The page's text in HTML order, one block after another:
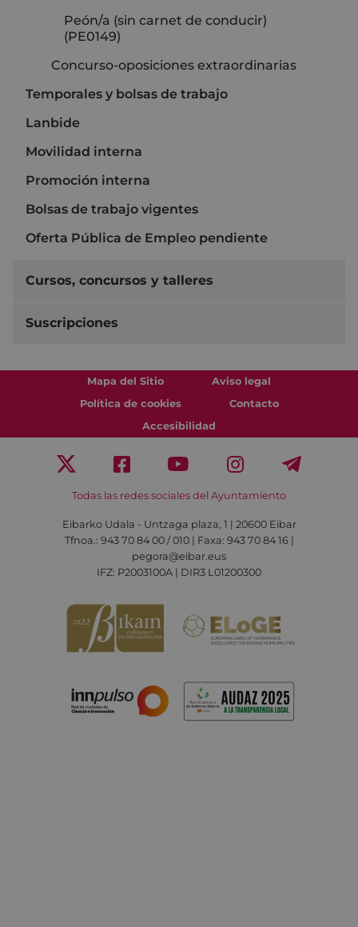
Peón/a (sin carnet de conducir)
(PE0149)
Concurso-oposiciones extraordinarias
Temporales y bolsas de trabajo
Lanbide
Movilidad interna
Promoción interna
Bolsas de trabajo vigentes
Oferta Pública de Empleo pendiente
Cursos, concursos y talleres
Suscripciones
Mapa del Sitio
Aviso legal
Política de cookies
Contacto
Accesibilidad
Todas las redes sociales del Ayuntamiento
Eibarko Udala - Untzaga plaza, 1 | 20600 Eibar
Tfnoa.: 943 70 84 00 / 010 | Faxa: 943 70 84 16 |
pegora@eibar.eus
IFZ: P2003100A | DIR3 L01200300